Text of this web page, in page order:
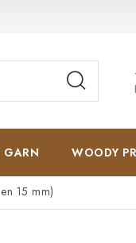
GARN WOODY
15 mm)